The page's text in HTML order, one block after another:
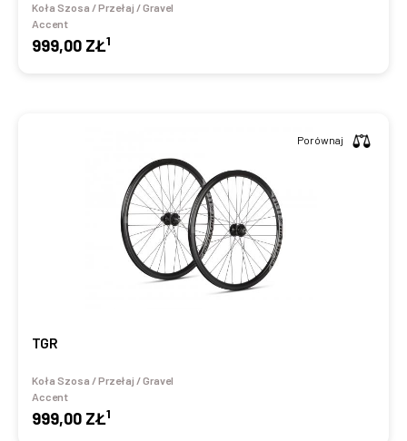
Koła Szosa / Przełaj / Gravel
Accent
999,00 ZŁ1
TGR
Koła Szosa / Przełaj / Gravel
Accent
999,00 ZŁ1
Porównaj